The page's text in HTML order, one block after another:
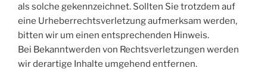
als solche gekennzeichnet. Sollten Sie trotzdem auf
eine Urheberrechtsverletzung aufmerksam werden,
bitten wir um einen entsprechenden Hinweis.
Bei Bekanntwerden von Rechtsverletzungen werden
wir derartige Inhalte umgehend entfernen.